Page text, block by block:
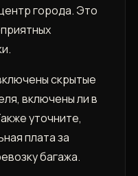
города. Это
скрытые
включены ли в
уточните,
плата за
багажа.